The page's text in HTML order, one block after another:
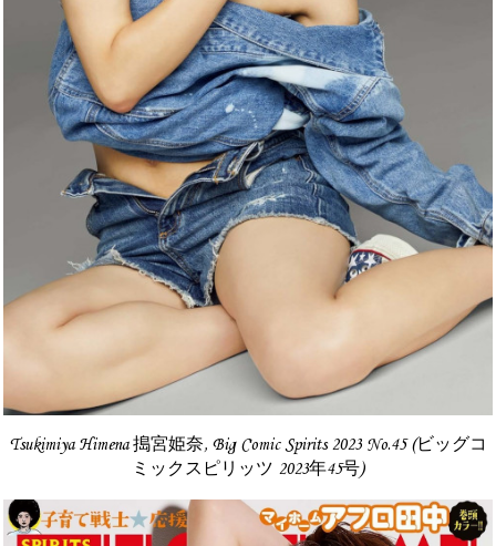
Tsukimiya Himena 搗宮姫奈, Big Comic Spirits 2023 No.45 (ビッグコ
ミックスピリッツ 2023年45号)